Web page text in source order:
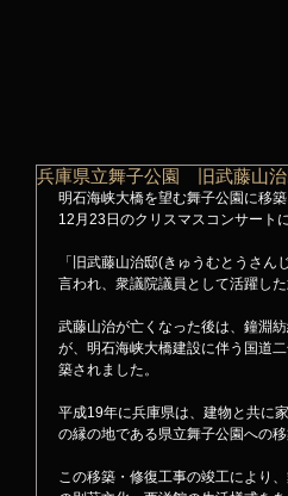
兵庫県立舞子公園 旧武藤山治
明石海峡大橋を望む舞子公園に移
12月23日のクリスマスコンサート
「旧武藤山治邸(きゅうむとうさ
言われ、衆議院議員として活躍し
武藤山治が亡くなった後は、鐘淵
が、明石海峡大橋建設に伴う国道
築されました。
平成19年に兵庫県は、建物と共に
の縁の地である県立舞子公園への
この移築・修復工事の竣工により